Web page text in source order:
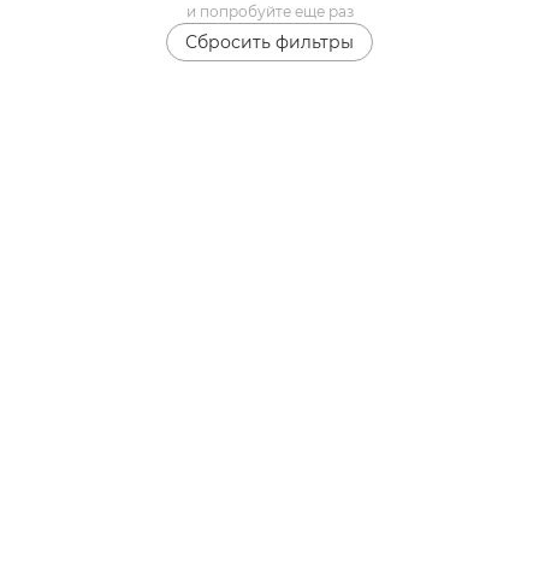
и попробуйте еще раз
Сбросить фильтры